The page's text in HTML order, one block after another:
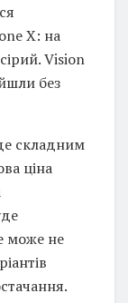
X: на
Vision
без
складним
ціна
може не